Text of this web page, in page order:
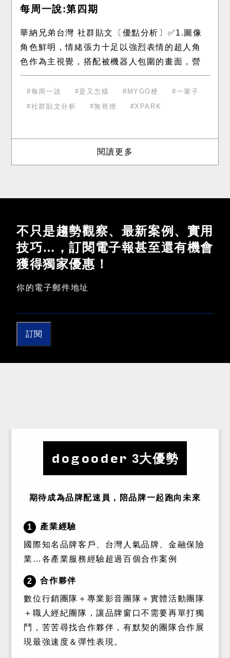
每周一說:第四期
華納兄弟台灣 社群貼文〔優點分析〕✅1.圖像
角色鮮明，情緒張力十足以強烈表情的超人角
色作為主視覺，搭配被機器人包圍的畫面，營
造高壓又滑稽的情境張力。每格重複相同畫
面，透過不同文字對白製造幽默反差，抓住
每周一說 是又怎樣 MYGO梗
一輩子
社群貼文分析
無視燈 XPARK
閱讀更多
不只是趨勢觀察、最新案例、實用
技巧…，訂閱電子報甚至還有機會
獲得獨家優惠！
你的電子郵件地址
訂閱
dogooder 3大優勢
期待成為品牌配速員，陪品牌一起跑向未來
1 產業經驗
國際知名品牌客戶、台灣人氣品牌、金融保險
業…各產業服務經驗超過百個合作案例
2 合作夥伴
數位行銷團隊＋專業影音團隊＋實體活動團隊
＋職人經紀團隊，讓品牌窗口不需要再單打獨
鬥，苦苦尋找合作夥伴，有默契的團隊合作展
現最強速度＆彈性表現。